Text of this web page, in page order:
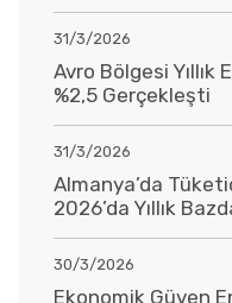
31/3/2026
Avro Bölgesi Yıllık
%2,5 Gerçekleşti
31/3/2026
Almanya’da
2026’da Yıllık
30/3/2026
Ekonomik Güven